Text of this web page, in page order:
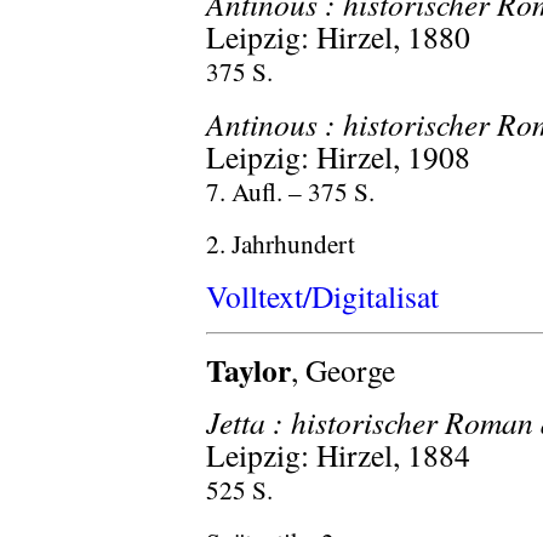
Leipzig: Hirzel, 1880
375 S.
Antinous : historischer
Leipzig: Hirzel, 1908
7. Aufl. – 375 S.
2. Jahrhundert
Volltext/Digitalisat
Taylor, George
Jetta : historischer
Leipzig: Hirzel, 1884
525 S.